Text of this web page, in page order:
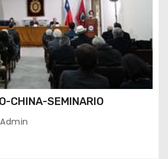
CHINA-SEMINARIO
Admin